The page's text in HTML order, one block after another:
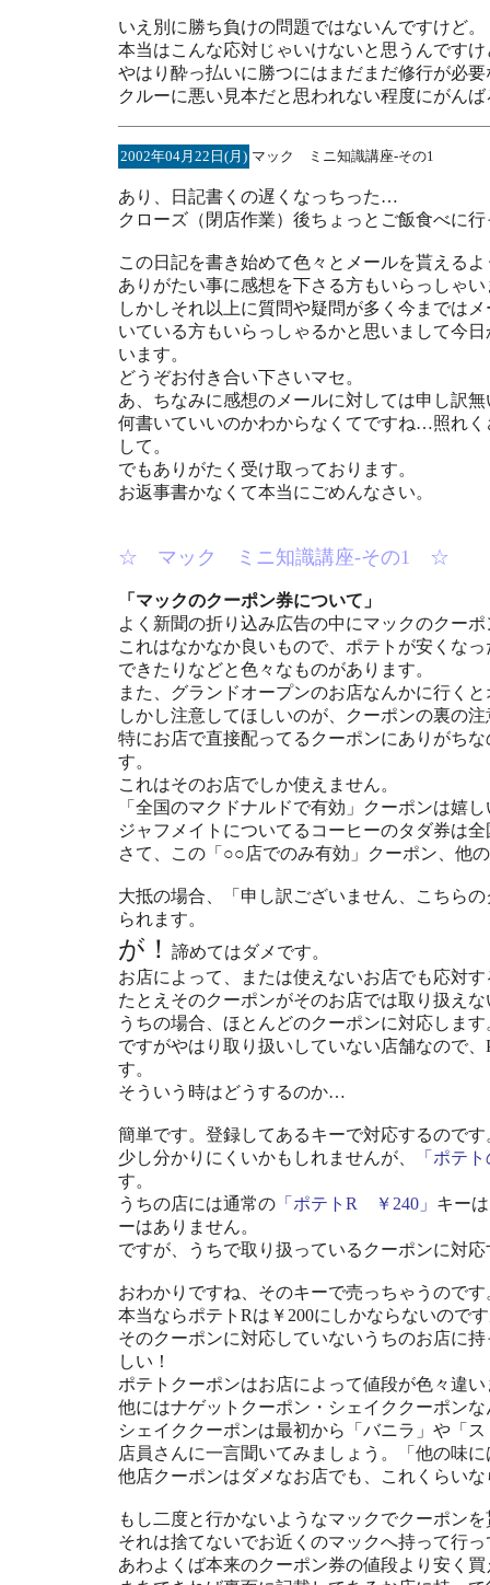
いえ別に勝ち負けの問題ではないんですけど。
本当はこんな応対じゃいけないと思うんです
やはり酔っ払いに勝つにはまだまだ修行が必
クルーに悪い見本だと思われない程度にがん
2002年04月22日(月) マック ミニ知識講座-その1
あり、日記書くの遅くなっちった…
クローズ（閉店作業）後ちょっとご飯食べに
この日記を書き始めて色々とメールを貰える
ありがたい事に感想を下さる方もいらっしゃ
しかしそれ以上に質問や疑問が多く今までは
いている方もいらっしゃるかと思いまして今
います。
どうぞお付き合い下さいマセ。
あ、ちなみに感想のメールに対しては申し訳
何書いていいのかわからなくてですね…照れ
して。
でもありがたく受け取っております。
お返事書かなくて本当にごめんなさい。
☆ マック ミニ知識講座-その1 ☆
「マックのクーポン券について」
よく新聞の折り込み広告の中にマックのクー
これはなかなか良いもので、ポテトが安くな
できたりなどと色々なものがあります。
また、グランドオープンのお店なんかに行く
しかし注意してほしいのが、クーポンの裏の
特にお店で直接配ってるクーポンにありがち
す。
これはそのお店でしか使えません。
「全国のマクドナルドで有効」クーポンは嬉
ジャフメイトについてるコーヒーのタダ券は
さて、この「○○店でのみ有効」クーポン、他
大抵の場合、「申し訳ございません、こちら
られます。
が！ 諦めてはダメです。
お店によって、または使えないお店でも応対
たとえそのクーポンがそのお店では取り扱え
うちの場合、ほとんどのクーポンに対応します
ですがやはり取り扱いしていない店舗なので
す。
そういう時はどうするのか…
簡単です。登録してあるキーで対応するのです
少し分かりにくいかもしれませんが、
「ポテ
す。
うちの店には通常の「ポテトR ￥240」 キー
ーはありません。
ですが、うちで取り扱っているクーポンに対
おわかりですね、そのキーで売っちゃうのです
本当ならポテトRは￥200にしかならないので
そのクーポンに対応していないうちのお店に
しい！
ポテトクーポンはお店によって値段が色々違
他にはナゲットクーポン・シェイククーポン
シェイククーポンは最初から「バニラ」や「
店員さんに一言聞いてみましょう。「他の味
他店クーポンはダメなお店でも、これくらい
もし二度と行かないようなマックでクーポン
それは捨てないでお近くのマックへ持って行
あわよくば本来のクーポン券の値段より安く